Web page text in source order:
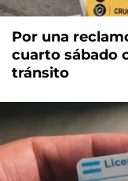
Por una
cuarto sábado
tránsito